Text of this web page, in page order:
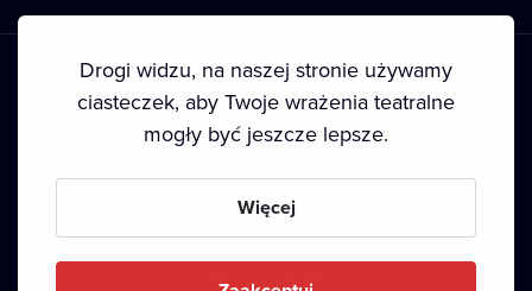
Prawa autorskie
Drogi widzu, na naszej stronie używamy
ciasteczek, aby Twoje wrażenia teatralne
mogły być jeszcze lepsze.
Więcej